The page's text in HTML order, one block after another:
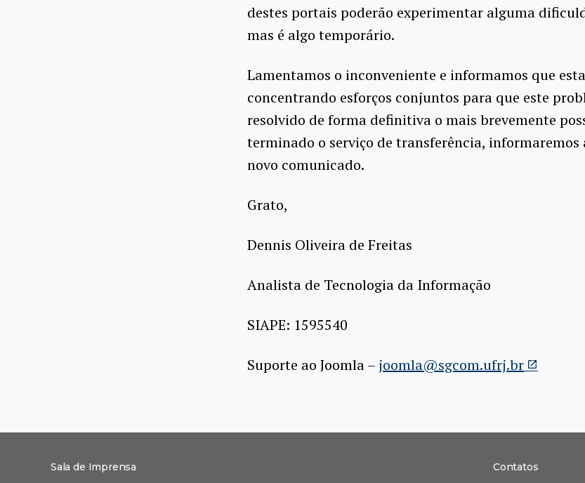
destes portais poderão experimentar alguma
mas é algo temporário.
Lamentamos o inconveniente e informamos que
concentrando esforços conjuntos para que este
resolvido de forma definitiva o mais brevemente
terminado o serviço de transferência, informaremos
novo comunicado.
Grato,
Dennis Oliveira de Freitas
Analista de Tecnologia da Informação
SIAPE: 1595540
Suporte ao Joomla – joomla@sgcom.ufrj.br
Sala de Imprensa
Contatos